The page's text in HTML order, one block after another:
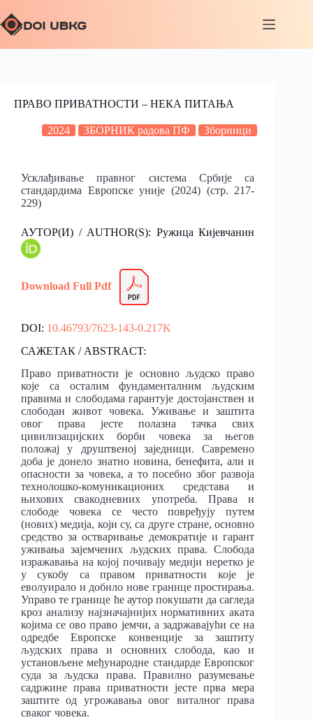
ПРАВО ПРИВАТНОСТИ – НЕКА ПИТАЊА
2024 ЗБОРНИК радова ПФ Зборници
Усклађивање правног система Србије са
стандардима Европске уније (2024) (стр. 217-
229)
АУТОР(И) / AUTHOR(S): Ружица Кијевчанин
Download Full Pdf
DOI: 10.46793/7623-143-0.217K
САЖЕТАК / ABSTRACT:
Право приватности је основно људско право
које са осталим фундаменталним људским
правима и слободама гарантује достојанствен и
слободан живот човека. Уживање и заштита
овог права јесте полазна тачка свих
цивилизацијских борби човека за његов
положај у друштвеној заједници. Савремено
доба је донело знатно новина, бенефита, али и
опасности за човека, а то посебно због развоја
технолошко-комуникационих средстава и
њихових свакодневних употреба. Права и
слободе човека се често повређују путем
(нових) медија, који су, са друге стране, основно
средство за остваривање демократије и гарант
уживања зајемчених људских права. Слобода
изражавања на којој почивају медији неретко је
у сукобу са правом приватности које је
еволуирало и добило нове границе простирања.
Управо те границе ће аутор покушати да сагледа
кроз анализу најзначајнијих нормативних аката
којима се ово право јемчи, а задржавајући се на
одредбе Европске конвенције за заштиту
људских права и основних слобода, као и
установљене међународне стандарде Европског
суда за људска права. Правилно разумевање
садржине права приватности јесте прва мера
заштите од угрожавања овог виталног права
сваког човека.